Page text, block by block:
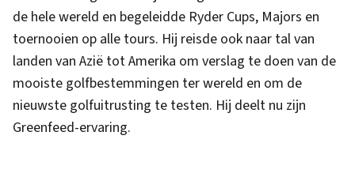
de hele wereld en begeleidde Ryder Cups, Majors en
toernooien op alle tours. Hij reisde ook naar tal van
landen van Azië tot Amerika om verslag te doen van de
mooiste golfbestemmingen ter wereld en om de
nieuwste golfuitrusting te testen. Hij deelt nu zijn
Greenfeed-ervaring.